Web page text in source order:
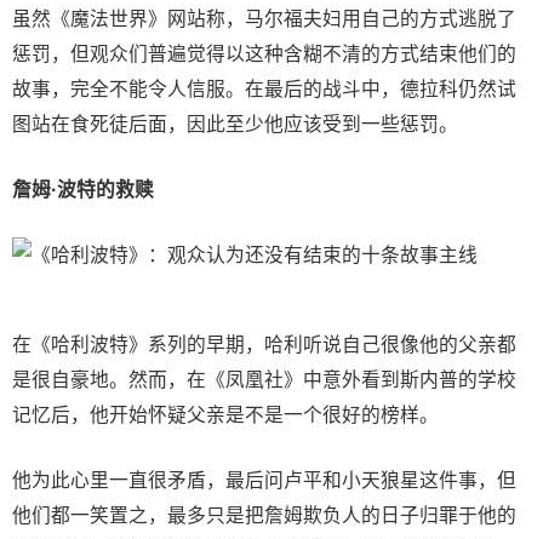
虽然《魔法世界》网站称，马尔福夫妇用自己的方式逃脱了
惩罚，但观众们普遍觉得以这种含糊不清的方式结束他们的
故事，完全不能令人信服。在最后的战斗中，德拉科仍然试
图站在食死徒后面，因此至少他应该受到一些惩罚。
詹姆·波特的救赎
在《哈利波特》系列的早期，哈利听说自己很像他的父亲都
是很自豪地。然而，在《凤凰社》中意外看到斯内普的学校
记忆后，他开始怀疑父亲是不是一个很好的榜样。
他为此心里一直很矛盾，最后问卢平和小天狼星这件事，但
他们都一笑置之，最多只是把詹姆欺负人的日子归罪于他的